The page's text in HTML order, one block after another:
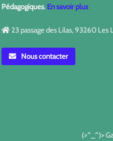
Pédagogiques. En savoir plus
23 passage des Lilas, 93260 Les
Nous contacter
(>^_^)>